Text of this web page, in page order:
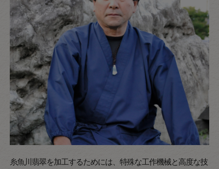
糸魚川翡翠を加工するためには、特殊な工作機械と高度な技